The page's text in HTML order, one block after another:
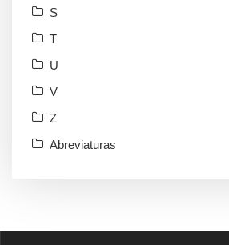
S
T
U
V
Z
Abreviaturas